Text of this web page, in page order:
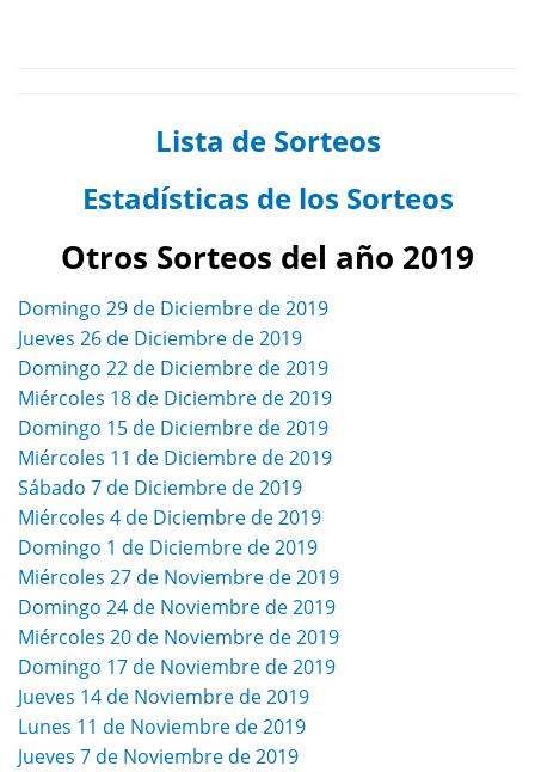
Lista de Sorteos
Estadísticas de los Sorteos
Otros Sorteos del año 2019
Domingo 29 de Diciembre de 2019
Jueves 26 de Diciembre de 2019
Domingo 22 de Diciembre de 2019
Miércoles 18 de Diciembre de 2019
Domingo 15 de Diciembre de 2019
Miércoles 11 de Diciembre de 2019
Sábado 7 de Diciembre de 2019
Miércoles 4 de Diciembre de 2019
Domingo 1 de Diciembre de 2019
Miércoles 27 de Noviembre de 2019
Domingo 24 de Noviembre de 2019
Miércoles 20 de Noviembre de 2019
Domingo 17 de Noviembre de 2019
Jueves 14 de Noviembre de 2019
Lunes 11 de Noviembre de 2019
Jueves 7 de Noviembre de 2019